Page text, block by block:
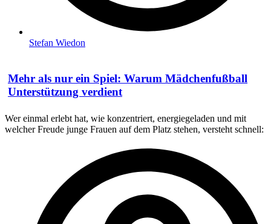
Stefan Wiedon
Mehr als nur ein Spiel: Warum Mädchenfußball
Unterstützung verdient
Wer einmal erlebt hat, wie konzentriert, energiegeladen und mit
welcher Freude junge Frauen auf dem Platz stehen, versteht schnell: